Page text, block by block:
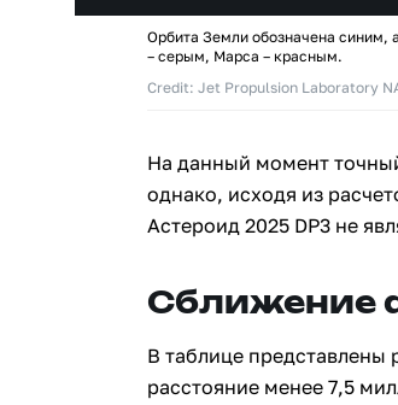
Орбита Земли обозначена синим,
– серым, Марса – красным.
Credit: Jet Propulsion Laboratory
На данный момент
однако, исходя из
Астероид 2025 DP3 не
Сближение
В таблице представлены
расстояние менее 7,5